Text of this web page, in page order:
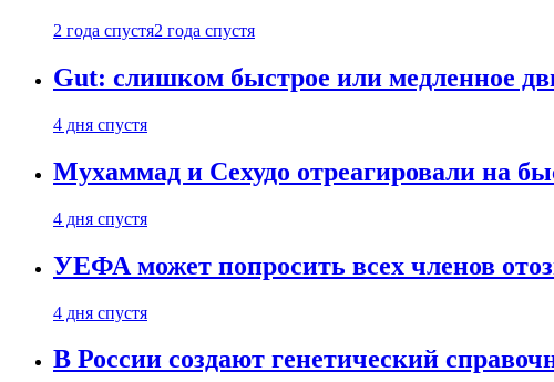
2 года спустя2 года спустя
Gut: слишком быстрое или медленное
4 дня спустя
Мухаммад и Сехудо отреагировали на
4 дня спустя
УЕФА может попросить всех членов
4 дня спустя
В России создают генетический